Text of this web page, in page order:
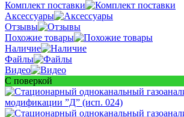
Комплект поставки
Аксессуары
Отзывы
Похожие товары
Наличие
Файлы
Видео
С поверкой